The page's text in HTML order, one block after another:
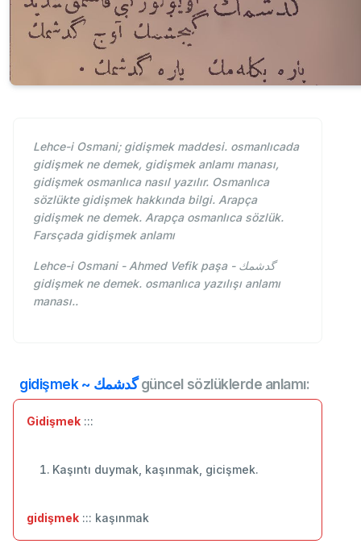
Lehce-i Osmani; gidişmek maddesi. osmanlıcada
gidişmek ne demek, gidişmek anlamı manası,
gidişmek osmanlıca nasıl yazılır. Osmanlıca
sözlükte gidişmek hakkında bilgi. Arapça
gidişmek ne demek. Arapça osmanlıca sözlük.
Farsçada gidişmek anlamı
Lehce-i Osmani - Ahmed Vefik paşa - گدشمك
gidişmek ne demek. osmanlıca yazılışı anlamı
manası..
gidişmek ~ گدشمكgüncel sözlüklerde anlamı:
Gidişmek :::
Kaşıntı duymak, kaşınmak, gicişmek.
gidişmek ::: kaşınmak